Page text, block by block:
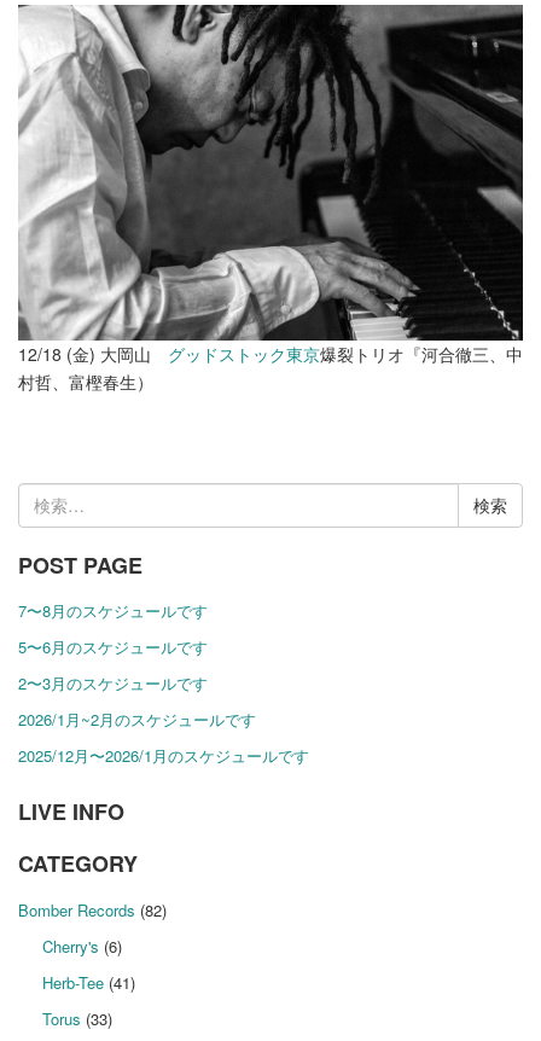
12/18 (金) 大岡山 グッドストック東京爆裂トリオ『河合徹三、中
村哲、富樫春生）
検
索:
POST PAGE
7〜8月のスケジュールです
5〜6月のスケジュールです
2〜3月のスケジュールです
2026/1月~2月のスケジュールです
2025/12月〜2026/1月のスケジュールです
LIVE INFO
CATEGORY
Bomber Records (82)
Cherry's (6)
Herb-Tee(41)
Torus (33)